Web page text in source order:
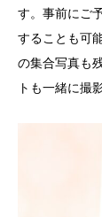
す。事前にご
することも可
の集合写真も
トも一緒に撮